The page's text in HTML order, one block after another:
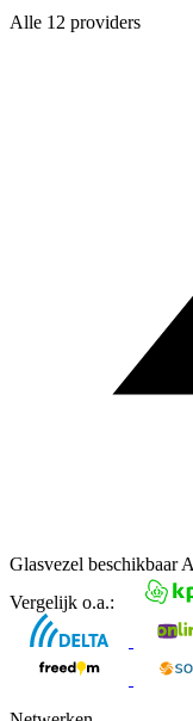
Alle 12 providers
Glasvezel beschikbaar
Vergelijk o.a.: